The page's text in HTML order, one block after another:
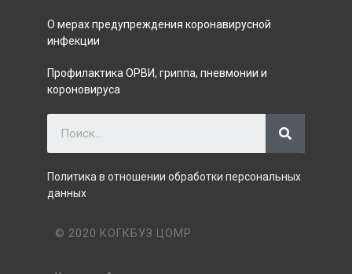
О мерах предупреждения коронавирусной
инфекции
Профилактика ОРВИ, гриппа, пневмонии и
короновируса
Политика в отношении обработки персональных
данных
© 2020 КОГКБУЗ ЦОМР